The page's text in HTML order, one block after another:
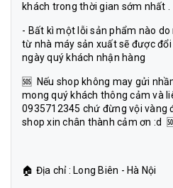
khách trong thời gian sớm nhất .
- Bất kì một lỗi sản phẩm nào
từ nhà máy sản xuất sẽ được
ngày quý khách nhận hàng
🆘 Nếu shop không may gửi
mong quý khách thông cảm và
0935712345 chứ đừng vội vàng
shop xin chân thành cảm ơn :d
🏠 Địa chỉ : Long Biên - Hà Nội